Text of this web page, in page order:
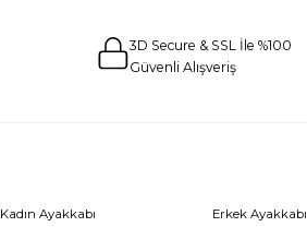
3D Secure & SSL İle %100
Güvenli Alışveriş
Kadın Ayakkabı
Erkek Ayakkabı